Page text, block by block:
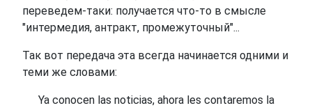
переведем-таки: получается что-то в смысле
"интермедия, антракт, промежуточный"...
Так вот передача эта всегда начинается одними и
теми же словами:
Ya conocen las noticias, ahora les contaremos la